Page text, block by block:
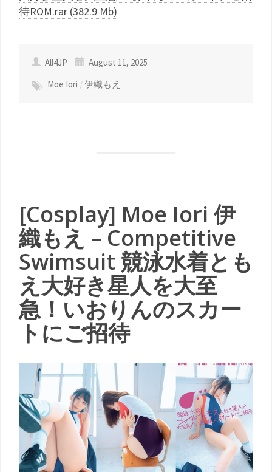
待ROM.rar (382.9 Mb)
All4JP
August 11, 2025
Moe Iori /伊織もえ
[Cosplay] Moe Iori 伊
織もえ – Competitive
Swimsuit 競泳水着とも
え大好き星人を大至
急！いおりんのスカー
トにご招待